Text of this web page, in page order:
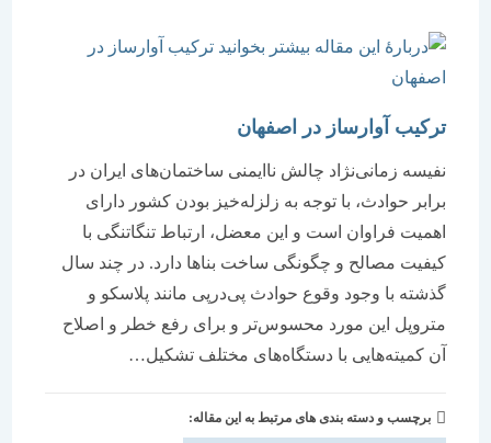
ترکیب آوارساز در اصفهان
نفیسه زمانی‌نژاد چالش ناایمنی ساختمان‌‌‌های ایران در
برابر حوادث، با توجه به زلزله‌‌‌خیز بودن کشور دارای
اهمیت فراوان است و این معضل، ارتباط تنگاتنگی با
کیفیت مصالح و چگونگی ساخت بناها دارد. در چند سال
گذشته با وجود وقوع حوادث پی‌‌‌درپی مانند پلاسکو و
مترو‌پل این مورد محسوس‌‌‌تر و برای رفع خطر و اصلاح
آن کمیته‌‌‌هایی با دستگاه‌‌‌های مختلف تشکیل…
برچسب و دسته بندی های مرتبط به این مقاله: